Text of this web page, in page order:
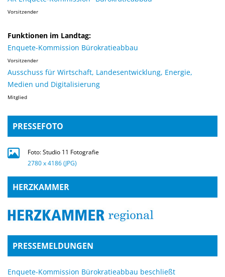
Vorsitzender
Funktionen im Landtag:
Enquete-Kommission Bürokratieabbau
Vorsitzender
Ausschuss für Wirtschaft, Landesentwicklung, Energie,
Medien und Digitalisierung
Mitglied
PRESSEFOTO
Foto: Studio 11 Fotografie
2780 x 4186 (JPG)
HERZKAMMER
PRESSEMELDUNGEN
Enquete-Kommission Bürokratieabbau beschließt